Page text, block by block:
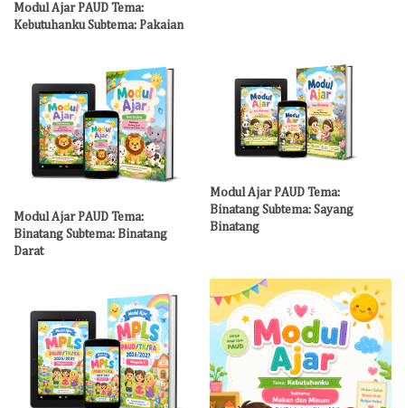
Modul Ajar PAUD Tema:
Kebutuhanku Subtema: Pakaian
Modul Ajar PAUD Tema:
Binatang Subtema: Binatang
Darat
Modul Ajar PAUD Tema:
Binatang Subtema: Sayang
Binatang